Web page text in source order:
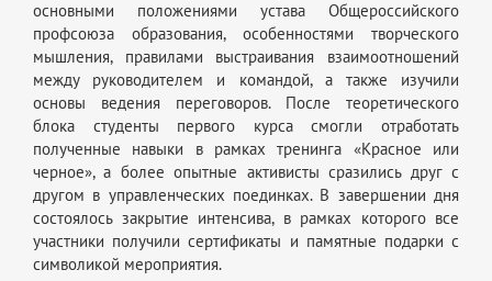
основными положениями устава Общероссийского
профсоюза образования, особенностями творческого
мышления, правилами выстраивания взаимоотношений
между руководителем и командой, а также изучили
основы ведения переговоров. После теоретического
блока студенты первого курса смогли отработать
полученные навыки в рамках тренинга «Красное или
черное», а более опытные активисты сразились друг с
другом в управленческих поединках. В завершении дня
состоялось закрытие интенсива, в рамках которого все
участники получили сертификаты и памятные подарки с
символикой мероприятия.